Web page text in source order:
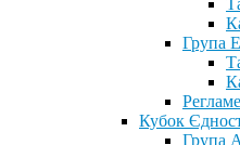
Група Е
Кубок
Група А